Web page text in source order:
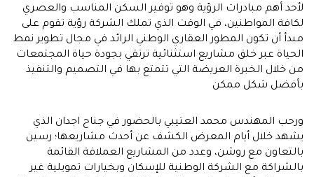
لأحد أهم مبادرات الرؤية وهو توفير السكن المناسب والعصري
لكافة المواطنين، في الوقت الذي تملك الشركة رؤية تقوم على
مبدأ أن تكون المطور العقاري الوطني الرائد في مجال تطوير نمط
الحياة عبر خلق مشاريع استثنائية ترتقي بجودة حياة المجتمعات
من خلال الخبرة العريضة التي تتمتع بها في التصميم والتنفيذ
بأفضل شكل ممكن
ورحب المهندس محمد العتيبي بالحضور في جناح اجدان الذي
يشهد خلال أيام المعرض الكشف عن أحدث مشاريعها؛ رسين
بالتعاون مع روشن، وعدد من المشاريع العملاقة القائمة
بالشراكة مع الشركة الوطنية للإسكان وبخيارات تمويلية غير